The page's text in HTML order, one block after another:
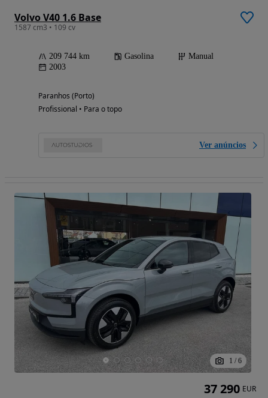
Volvo V40 1.6 Base
1587 cm3 • 109 cv
209 744 km Gasolina
Manual
2003
Paranhos (Porto)
Profissional • Para o topo
Ver anúncios
1 / 6
37 290 EUR